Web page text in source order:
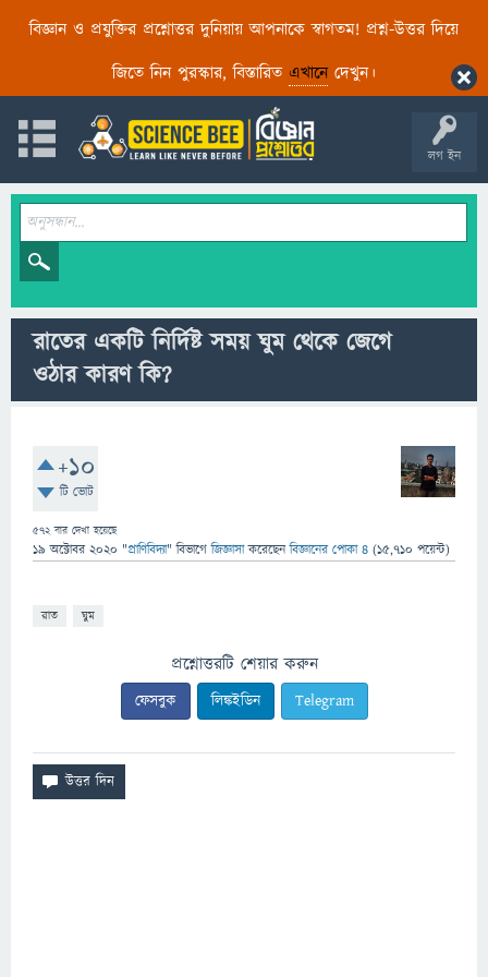
বিজ্ঞান ও প্রযুক্তির প্রশ্নোত্তর দুনিয়ায় আপনাকে স্বাগতম! প্রশ্ন-উত্তর দিয়ে
জিতে নিন পুরস্কার, বিস্তারিত এখানেদেখুন।
লগ ইন
রাতের একটি নির্দিষ্ট সময় ঘুম থেকে জেগে
ওঠার কারণ কি?
+10
টি ভোট
572বার দেখা হয়েছে
19 অক্টোবর 2020 "প্রাণিবিদ্যা" বিভাগে জিজ্ঞাসাকরেছেনবিজ্ঞানের পোকা ৪ (15,710 পয়েন্ট)
রাত ঘুম
প্রশ্নোত্তরটি শেয়ার করুন
ফেসবুক লিঙ্কইডিন Telegram